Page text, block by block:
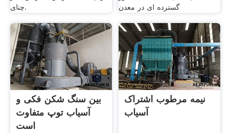
چنای.
گسترده ای در معدن
بین سنگ شکن فکی و
آسیاب توپ متفاوت
است
نیمه مرطوب اشتراک
آسیاب